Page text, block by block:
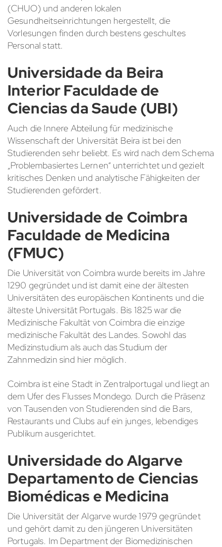
(CHUO) und anderen lokalen
Gesundheitseinrichtungen hergestellt, die
Vorlesungen finden durch bestens geschultes
Personal statt.
Universidade da Beira
Interior Faculdade de
Ciencias da Saude (UBI)
Auch die Innere Abteilung für medizinische
Wissenschaft der Universität Beira ist bei den
Studierenden sehr beliebt. Es wird nach dem Schema
„Problembasiertes Lernen“ unterrichtet und gezielt
kritisches Denken und analytische Fähigkeiten der
Studierenden gefördert.
Universidade de Coimbra
Faculdade de Medicina
(FMUC)
Die Universität von Coimbra wurde bereits im Jahre
1290 gegründet und ist damit eine der ältesten
Universitäten des europäischen Kontinents und die
älteste Universität Portugals. Bis 1825 war die
Medizinische Fakultät von Coimbra die einzige
medizinische Fakultät des Landes. Sowohl das
Medizinstudium als auch das Studium der
Zahnmedizin sind hier möglich.
Coimbra ist eine Stadt in Zentralportugal und liegt an
dem Ufer des Flusses Mondego. Durch die Präsenz
von Tausenden von Studierenden sind die Bars,
Restaurants und Clubs auf ein junges, lebendiges
Publikum ausgerichtet.
Universidade do Algarve
Departamento de Ciencias
Biomédicas e Medicina
Die Universität der Algarve wurde 1979 gegründet
und gehört damit zu den jüngeren Universitäten
Portugals. Im Department der Biomedizinischen